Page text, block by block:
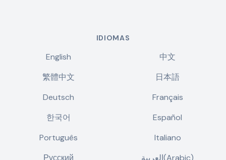
IDIOMAS
English
中文
繁體中文
日本語
Deutsch
Français
한국어
Español
Português
Italiano
Русский
العربية(Arabic)